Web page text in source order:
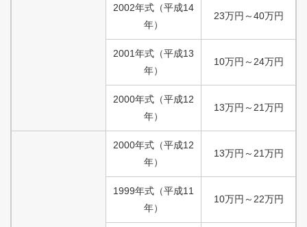
2002年式 （平成14
年）
23万円 ～40万円
2001年式 （平成13
年）
10万円 ～ 24万円
2000年式 （平成12
年）
13万円 ～ 21万円
2000年式 （平成12
年）
13万円 ～ 21万円
1999年式 （平成11
年）
10万円 ～ 22万円